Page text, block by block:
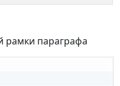
рамки параграфа